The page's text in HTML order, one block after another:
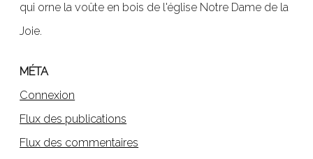
qui orne la voûte en bois de l'église Notre Dame de la
Joie.
MÉTA
Connexion
Flux des publications
Flux des commentaires